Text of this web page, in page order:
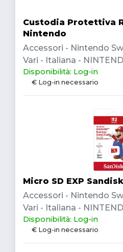
Custodia Protettiva
Nintendo
Accessori - Nintendo
Vari - Italiana -
Disponibilità: Log-in
€ Log-in necessario
Micro SD EXP
Accessori - Nintendo
Vari - Italiana -
Disponibilità: Log-in
€ Log-in necessario